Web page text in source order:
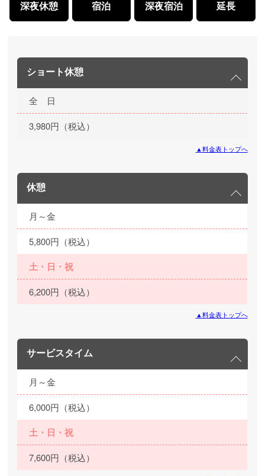
深夜休憩 宿泊 深夜宿泊 延長
ショート休憩
全 日
3,980円（税込）
▲料金表トップへ
休憩
月～金
5,800円（税込）
土・日・祝
6,200円（税込）
▲料金表トップへ
サービスタイム
月～金
6,000円（税込）
土・日・祝
7,600円（税込）